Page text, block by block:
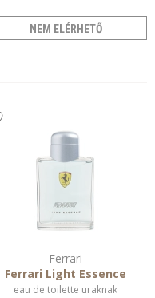
NEM ELÉRHETŐ
Ferrari
Ferrari Light Essence
eau de toilette uraknak